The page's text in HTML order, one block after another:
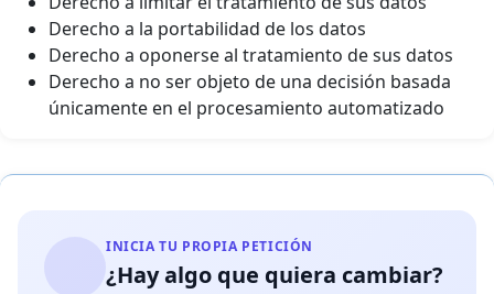
Derecho a la portabilidad de los datos
Derecho a oponerse al tratamiento de sus datos
Derecho a no ser objeto de una decisión basada
únicamente en el procesamiento automatizado
INICIA TU PROPIA PETICIÓN
¿Hay algo que quiera cambiar?